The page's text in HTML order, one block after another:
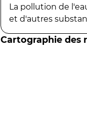
La pollution de
et d'autres
Cartographie des